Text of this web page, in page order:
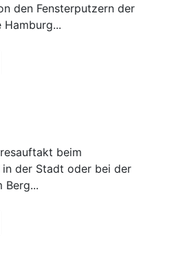
den Fensterputzern der
Hamburg...
beim
der Stadt oder bei der
Berg...